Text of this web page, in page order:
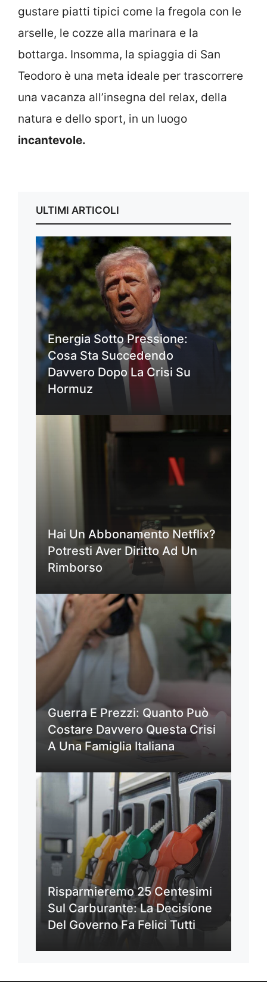
gustare piatti tipici come la fregola con le
arselle, le cozze alla marinara e la
bottarga. Insomma, la spiaggia di San
Teodoro è una meta ideale per trascorrere
una vacanza all’insegna del relax, della
natura e dello sport, in un luogo
incantevole.
ULTIMI ARTICOLI
Energia Sotto Pressione:
Cosa Sta Succedendo
Davvero Dopo La Crisi Su
Hormuz
Hai Un Abbonamento Netflix?
Potresti Aver Diritto Ad Un
Rimborso
Guerra E Prezzi: Quanto Può
Costare Davvero Questa Crisi
A Una Famiglia Italiana
Risparmieremo 25 Centesimi
Sul Carburante: La Decisione
Del Governo Fa Felici Tutti